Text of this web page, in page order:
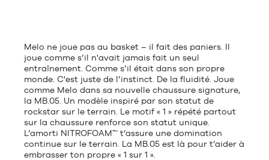
Melo ne joue pas au basket – il fait des paniers. Il
joue comme s’il n'avait jamais fait un seul
entraînement. Comme s’il était dans son propre
monde. C'est juste de l’instinct. De la fluidité. Joue
comme Melo dans sa nouvelle chaussure signature,
la MB.05. Un modèle inspiré par son statut de
rockstar sur le terrain. Le motif « 1 » répété partout
sur la chaussure renforce son statut unique.
L’amorti NITROFOAM™ t’assure une domination
continue sur le terrain. La MB.05 est là pour t’aider à
embrasser ton propre « 1 sur 1 ».